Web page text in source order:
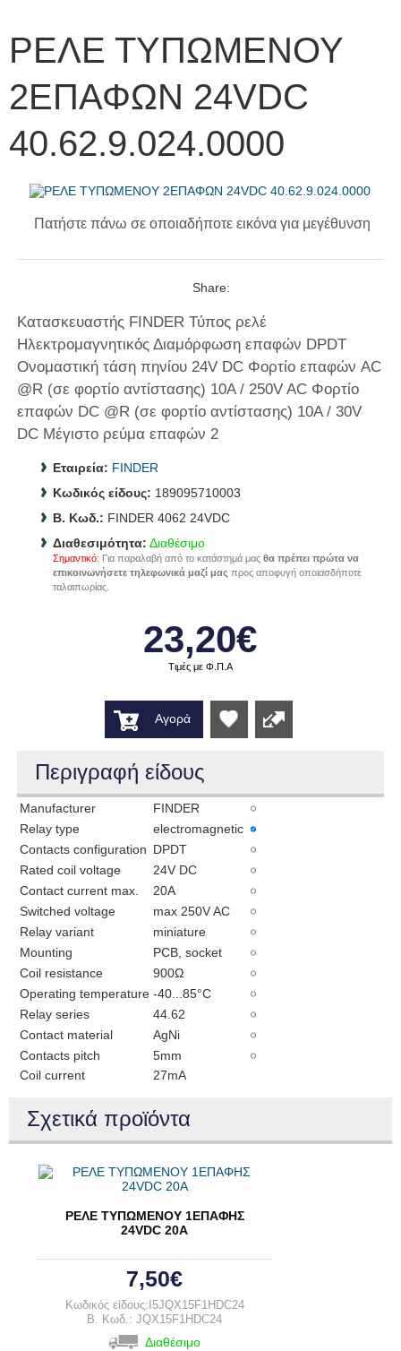
ΡΕΛΕ ΤΥΠΩΜΕΝΟΥ
2ΕΠΑΦΩΝ 24VDC
40.62.9.024.0000
Πατήστε πάνω σε οποιαδήποτε εικόνα για μεγέθυνση
Share:
Κατασκευαστής FINDER Τύπος ρελέ
Ηλεκτρομαγνητικός Διαμόρφωση επαφών DPDT
Ονομαστική τάση πηνίου 24V DC Φορτίο επαφών AC
@R (σε φορτίο αντίστασης) 10A / 250V AC Φορτίο
επαφών DC @R (σε φορτίο αντίστασης) 10A / 30V
DC Μέγιστο ρεύμα επαφών 2
Εταιρεία: FINDER
Κωδικός είδους: 189095710003
B. Κωδ.: FINDER 4062 24VDC
Διαθεσιμότητα: Διαθέσιμο
Σημαντικό: Για παραλαβή από το κατάστημά μας θα πρέπει πρώτα να
επικοινωνήσετε τηλεφωνικά μαζί μας προς αποφυγή οποιασδήποτε
ταλαιπωρίας.
23,20€
Τιμές με Φ.Π.Α
Αγορά Wishlist
Περιγραφή είδους
Manufacturer
FINDER
Relay type
electromagnetic
Contacts configuration DPDT
Rated coil voltage
24V DC
Contact current max.
20A
Switched voltage
max 250V AC
Relay variant
miniature
Mounting
PCB, socket
Coil resistance
900Ω
Operating temperature -40...85°C
Relay series
44.62
Contact material
AgNi
Contacts pitch
5mm
Coil current
27mA
Σχετικά προϊόντα
ΡΕΛΕ ΤΥΠΩΜΕΝΟΥ 1ΕΠΑΦΗΣ
24VDC 20A
7,50€
Κωδικός είδους:I5JQX15F1HDC24
B. Κωδ.: JQX15F1HDC24
Διαθέσιμο